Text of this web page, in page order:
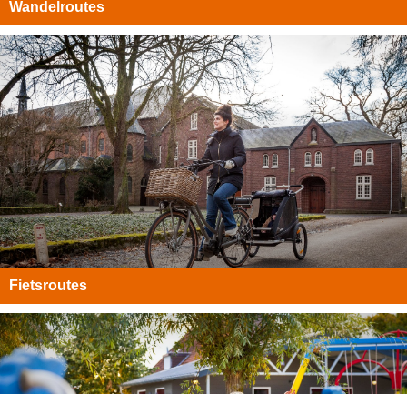
Disclaimer
Inloggen
Wandelroutes
Fietsroutes